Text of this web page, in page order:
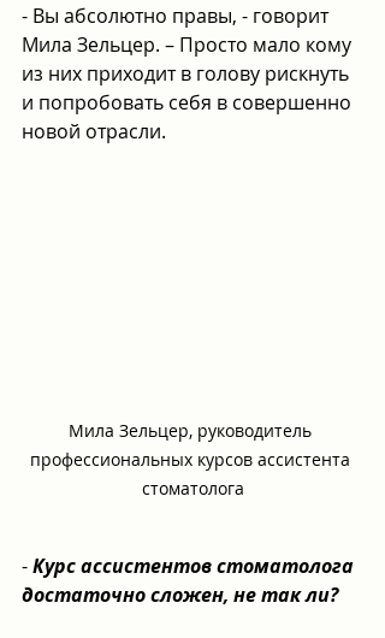
- Вы абсолютно правы, - говорит
Мила Зельцер. – Просто мало кому
из них приходит в голову рискнуть
и попробовать себя в совершенно
новой отрасли.
Мила Зельцер, руководитель
профессиональных курсов ассистента
стоматолога
- Курс ассистентов стоматолога
достаточно сложен, не так ли?